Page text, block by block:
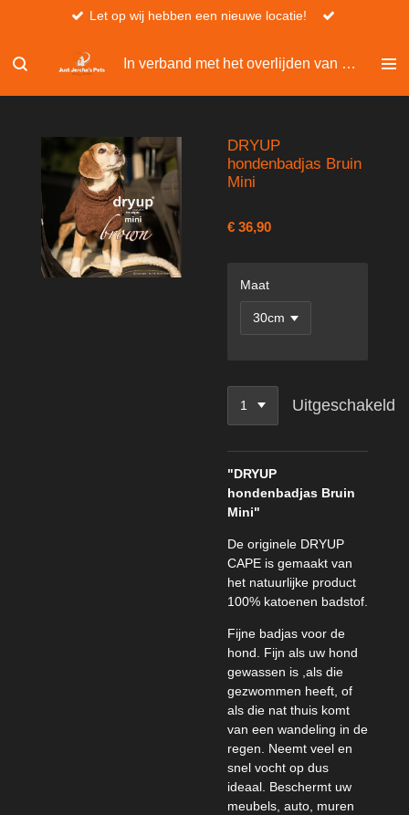
naar
hoofdinhoud
In verband met het overlijden van Christel, kan er niet besteld worden via de website.
Let op wij hebben een nieuwe locatie!
DRYUP
hondenbadjas Bruin
Mini
€ 36,90
Maat
Uitgeschakeld
"DRYUP
hondenbadjas Bruin
Mini"
De originele DRYUP
CAPE is gemaakt van
het natuurlijke product
100% katoenen badstof.
Fijne badjas voor de
hond. Fijn als uw hond
gewassen is ,als die
gezwommen heeft, of
als die nat thuis komt
van een wandeling in de
regen. Neemt veel en
snel vocht op dus
ideaal. Beschermt uw
meubels, auto, muren